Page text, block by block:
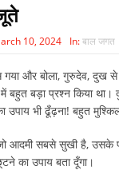
10, 2024 In:बाल जगत
और बोला, गुरुदेव, दुख
बहुत बड़ा प्रश्न किया था।
उपाय भी ढूँढ़ना! बहुत
आदमी सबसे सुखी है,
का उपाय बता दूँगा।